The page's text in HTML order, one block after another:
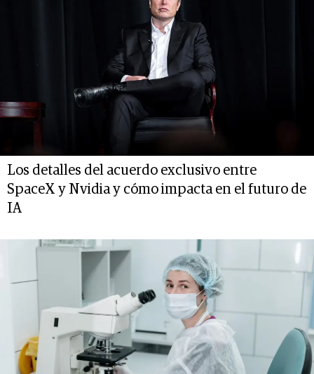
Los detalles del acuerdo exclusivo entre
SpaceX y Nvidia y cómo impacta en el futuro de
IA